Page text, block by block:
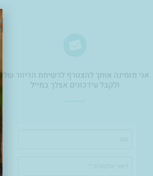
אני מזמינה אותך להצטרף לרשימת הדיוור שלי
ולקבל עידכונים אצלך במייל​